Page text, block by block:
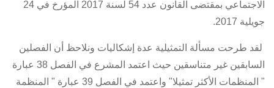
الاجتماعي بمقتضى
القانون عدد 54 لسنة 2017 المؤرخ في 24
جويلية 2017
.
لقد طرحت مسألة التمثيلية عدة إشكاليات ونلاحظ أن الفصلين
السابقين غير متناسقين حيث اعتمد المشرع في الفصل 38 عبارة
" المنظمات الأكثر تمثيلا" واعتمد في الفصل 39 عبارة " المنظمة